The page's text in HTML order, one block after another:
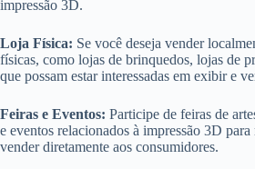
impressão 3D.
Loja Física: Se você deseja vender
físicas, como lojas de brinquedos, lojas de
que possam estar interessadas em exibir e
Feiras e Eventos: Participe de feiras de
e eventos relacionados à impressão 3D para
vender diretamente aos consumidores.